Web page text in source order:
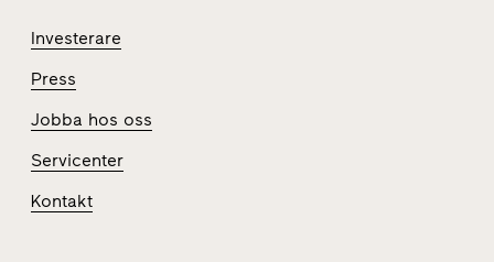
Investerare
Press
Jobba hos oss
Servicenter
Kontakt